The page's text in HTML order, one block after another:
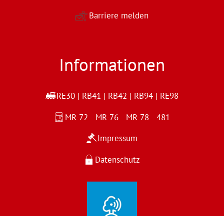
Barriere melden
Informationen
RE30 | RB41 | RB42 | RB94 | RE98
MR-72 MR-76 MR-78 481
Impressum
Datenschutz